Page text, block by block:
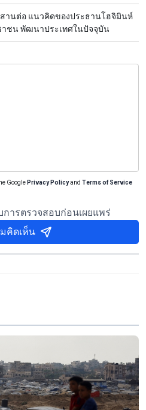
สานต่อ แนวคิดของประธานโฮจิมินห์
ชน พัฒนาประเทศในปัจจุบัน
Google Privacy Policyand Terms of Service
ารตรวจสอบก่อนเผยแพร่
คิดเห็น